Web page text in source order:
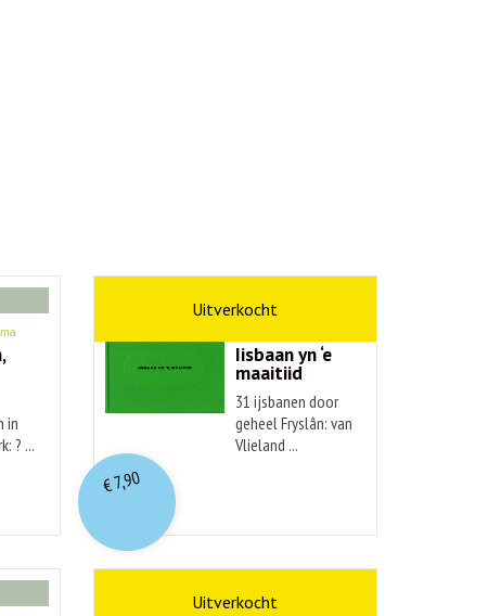
in
? ...
Iisbaan yn ‘e
maaitiid
31 ijsbanen door
geheel Fryslân: van
Vlieland ...
€7,90